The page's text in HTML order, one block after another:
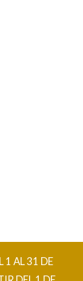
1 AL 31 DE